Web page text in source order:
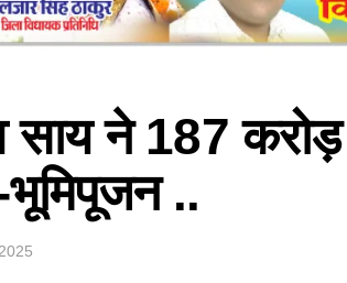
साय ने 187
भूमिपूजन ..